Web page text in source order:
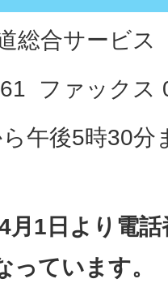
総合サービス
ファックス
午後5時30分
月1日より電
っています。